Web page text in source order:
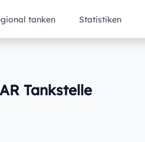
tanken Statistiken
Tankstelle